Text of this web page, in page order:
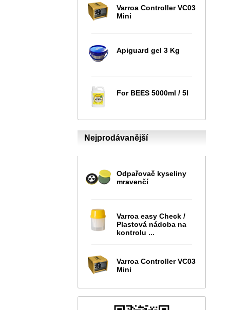
Varroa Controller VC03
Mini
Apiguard gel 3 Kg
For BEES 5000ml / 5l
Nejprodávanější
Odpařovač kyseliny
mravenčí
Varroa easy Check /
Plastová nádoba na
kontrolu ...
Varroa Controller VC03
Mini